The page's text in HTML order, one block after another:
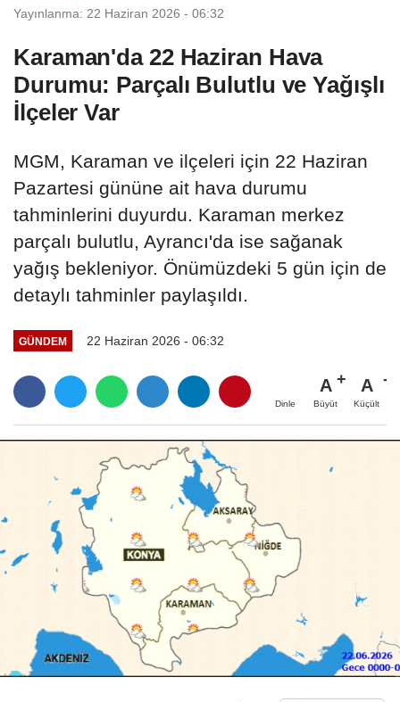
Yayınlanma: 22 Haziran 2026 - 06:32
Karaman'da 22 Haziran Hava
Durumu: Parçalı Bulutlu ve Yağışlı
İlçeler Var
MGM, Karaman ve ilçeleri için 22 Haziran
Pazartesi gününe ait hava durumu
tahminlerini duyurdu. Karaman merkez
parçalı bulutlu, Ayrancı'da ise sağanak
yağış bekleniyor. Önümüzdeki 5 gün için de
detaylı tahminler paylaşıldı.
GÜNDEM 22 Haziran 2026 - 06:32
Dinle
A
Büyüt
A
Küçült